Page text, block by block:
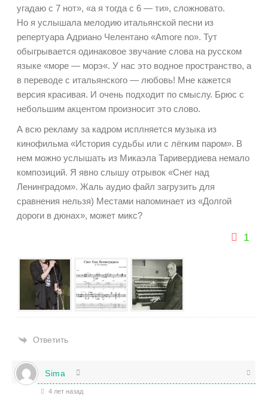
угадаю с 7 нот», «а я тогда с 6 — ти», сложновато.
Но я услышала мелодию итальянской песни из
репертуара Адриано Челентано «Amore no». Тут
обыгрывается одинаковое звучание слова на русском
языке «море — морэ«. У нас это водное пространство, а
в переводе с итальянского — любовь! Мне кажется
версия красивая. И очень подходит по смыслу. Брюс с
небольшим акцентом произносит это слово.
А всю рекламу за кадром исплняется музыка из
кинофильма «История судьбы или с лёгким паром». В
нем можно услышать из Микаэла Таривердиева немало
композиций. Я явно слышу отрывок «Снег над
Ленинградом». Жаль аудио файл загрузить для
сравнения нельзя) Местами напоминает из «Долгой
дороги в дюнах», может микс?
1
Ответить
Sima
4 лет назад